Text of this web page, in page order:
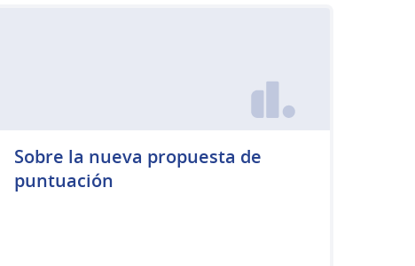
Sobre la nueva propuesta de
puntuación